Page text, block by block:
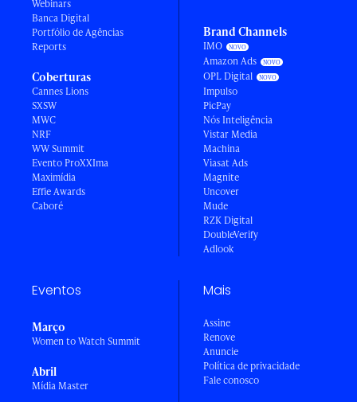
Webinars
Banca Digital
Portfólio de Agências
Reports
Coberturas
Cannes Lions
SXSW
MWC
NRF
WW Summit
Evento ProXXIma
Maximídia
Effie Awards
Caboré
Brand Channels
IMO
Amazon Ads
OPL Digital
Impulso
PicPay
Nós Inteligência
Vistar Media
Machina
Viasat Ads
Magnite
Uncover
Mude
RZK Digital
DoubleVerify
Adlook
Eventos
Março
Women to Watch Summit
Abril
Mídia Master
Mais
Assine
Renove
Anuncie
Política de privacidade
Fale conosco